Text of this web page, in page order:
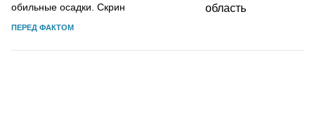
обильные осадки. Скрин
ПЕРЕД ФАКТОМ